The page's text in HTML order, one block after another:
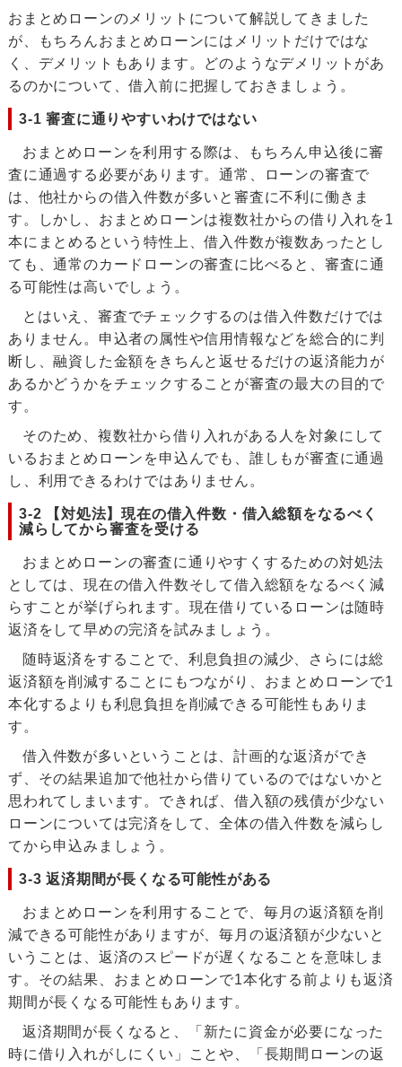
おまとめローンのメリットについて解説してきました
が、もちろんおまとめローンにはメリットだけではな
く、デメリットもあります。どのようなデメリットがあ
るのかについて、借入前に把握しておきましょう。
3-1 審査に通りやすいわけではない
おまとめローンを利用する際は、もちろん申込後に審
査に通過する必要があります。通常、ローンの審査で
は、他社からの借入件数が多いと審査に不利に働きま
す。しかし、おまとめローンは複数社からの借り入れを1
本にまとめるという特性上、借入件数が複数あったとし
ても、通常のカードローンの審査に比べると、審査に通
る可能性は高いでしょう。
とはいえ、審査でチェックするのは借入件数だけでは
ありません。申込者の属性や信用情報などを総合的に判
断し、融資した金額をきちんと返せるだけの返済能力が
あるかどうかをチェックすることが審査の最大の目的で
す。
そのため、複数社から借り入れがある人を対象にして
いるおまとめローンを申込んでも、誰しもが審査に通過
し、利用できるわけではありません。
3-2 【対処法】現在の借入件数・借入総額をなるべく
減らしてから審査を受ける
おまとめローンの審査に通りやすくするための対処法
としては、現在の借入件数そして借入総額をなるべく減
らすことが挙げられます。現在借りているローンは随時
返済をして早めの完済を試みましょう。
随時返済をすることで、利息負担の減少、さらには総
返済額を削減することにもつながり、おまとめローンで1
本化するよりも利息負担を削減できる可能性もありま
す。
借入件数が多いということは、計画的な返済ができ
ず、その結果追加で他社から借りているのではないかと
思われてしまいます。できれば、借入額の残債が少ない
ローンについては完済をして、全体の借入件数を減らし
てから申込みましょう。
3-3 返済期間が長くなる可能性がある
おまとめローンを利用することで、毎月の返済額を削
減できる可能性がありますが、毎月の返済額が少ないと
いうことは、返済のスピードが遅くなることを意味しま
す。その結果、おまとめローンで1本化する前よりも返済
期間が長くなる可能性もあります。
返済期間が長くなると、「新たに資金が必要になった
時に借り入れがしにくい」ことや、「長期間ローンの返